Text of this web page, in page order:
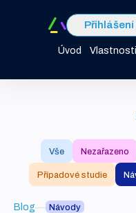
Úvod Vlastnosti
Přihlášení
Blog Návody
Vše Nezařazeno
Případové studie